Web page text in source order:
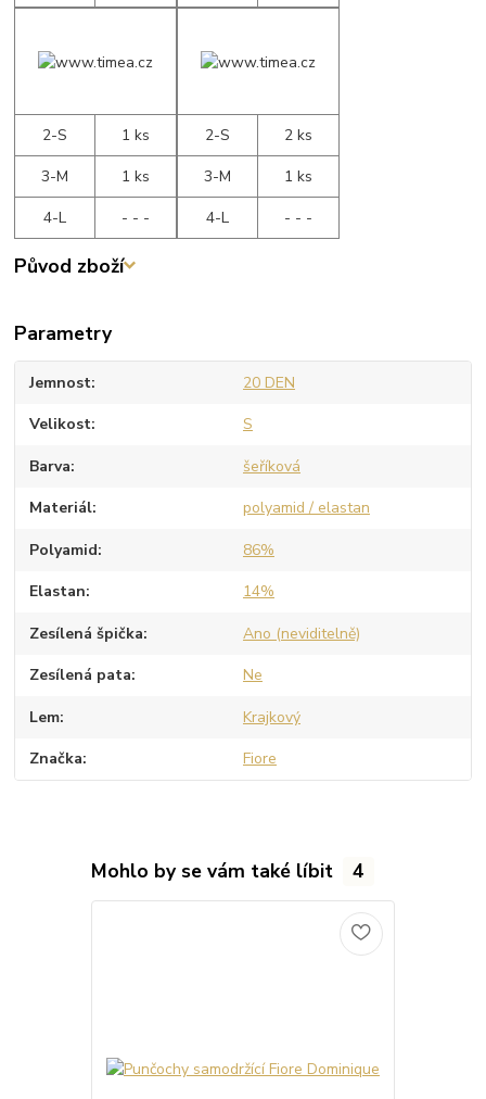
2-S
1 ks
3-M
1 ks
4-L
- - -
2-S
2 ks
3-M
1 ks
4-L
- - -
Původ zboží
Parametry
Jemnost 20 DEN
Velikost S
Barva šeříková
Materiál polyamid / elastan
Polyamid 86%
Elastan 14%
Zesílená špička Ano (neviditelně)
Zesílená pata Ne
Lem Krajkový
Značka Fiore
Mohlo by se vám také líbit 4